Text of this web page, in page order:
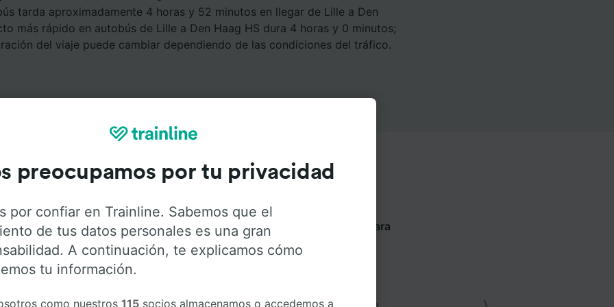
tarda aproximadamente 4 horas y 52 minutos en llegar de Lille a Den
más rápido en autobús de Lille a Den Haag HS dura 4 horas y 0 minutos;
del viaje puede cambiar dependiendo de las condiciones del tráfico.
Servicios a bordo
Lille a Den Haag HS conFlixbus. Haz click en las siguientes pestañas para
más información sobre los servicios que ofrece cada compañía
preocupamos por tu privacidad
por confiar en Trainline. Sabemos que el
de tus datos personales es una gran
A continuación, te explicamos cómo
tu información.
como nuestros 115 socios almacenamos o accedemos a